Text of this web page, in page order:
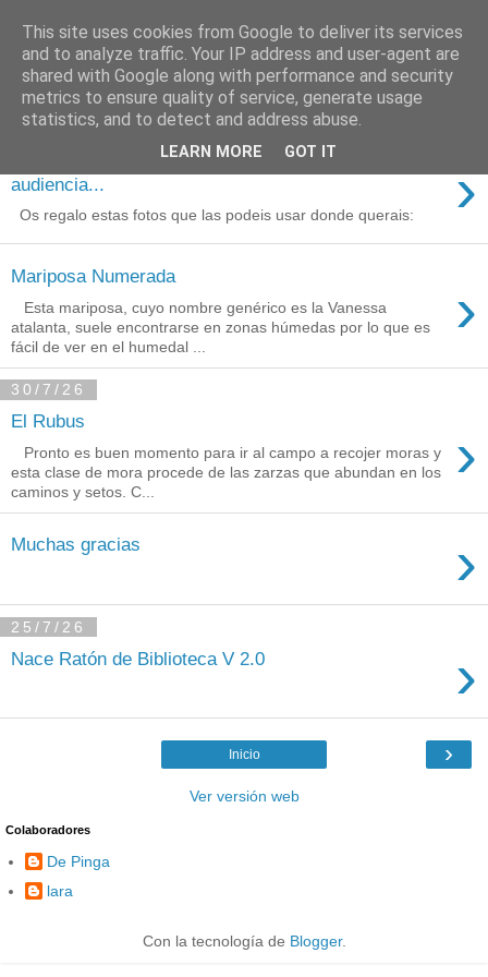
Está de pinga
3/8/26
Agradecimientos a Ares por su
audiencia...
›
Os regalo estas fotos que las podeis usar donde querais:
Mariposa Numerada ›
Esta mariposa, cuyo nombre genérico es la Vanessa
atalanta, suele encontrarse en zonas húmedas por lo que es
fácil de ver en el humedal ...
30/7/26
El Rubus ›
Pronto es buen momento para ir al campo a recojer moras y
esta clase de mora procede de las zarzas que abundan en los
caminos y setos. C...
Muchas gracias ›
25/7/26
Nace Ratón de Biblioteca V 2.0 ›
›
Inicio
Ver versión web
Colaboradores
De Pinga
lara
Con la tecnología de Blogger.
This site uses cookies from Google to deliver its services
and to analyze traffic. Your IP address and user-agent are
shared with Google along with performance and security
metrics to ensure quality of service, generate usage
statistics, and to detect and address abuse.
LEARN MORE GOT IT